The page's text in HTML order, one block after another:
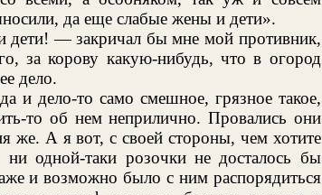
да еще слабые жены и дети».
дети! — закричал бы мне мой противник,
за корову какую-нибудь, что в огород
дело.
дело-то само смешное, грязное такое,
то об нем неприлично. Провались они
же. А я вот, с своей стороны, чем хотите
ни одной-таки розочки не досталось бы
и возможно было с ним распорядиться